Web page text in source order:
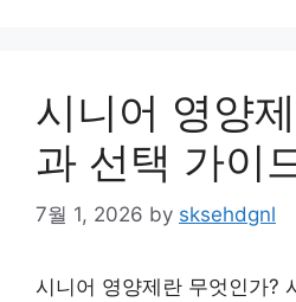
시니어 영양
과 선택 가이
7월 1, 2026 by sksehdgnl
시니어 영양제란 무엇인가?